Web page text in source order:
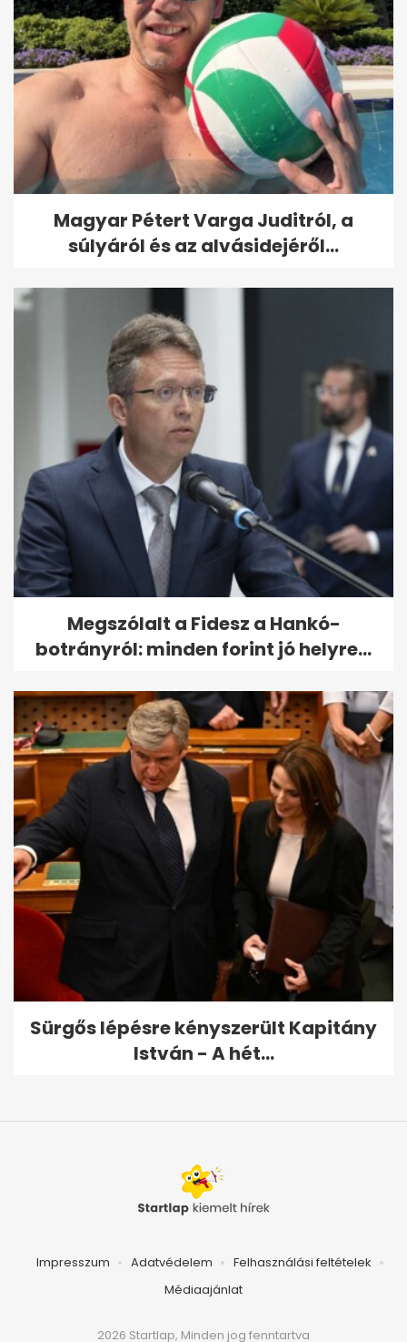
Magyar Pétert Varga Juditról, a
súlyáról és az alvásidejéről...
Megszólalt a Fidesz a Hankó-
botrányról: minden forint jó helyre...
Sürgős lépésre kényszerült Kapitány
István - A hét...
Impresszum Adatvédelem
Felhasználási feltételek
Médiaajánlat
2026 Startlap, Minden jog fenntartva